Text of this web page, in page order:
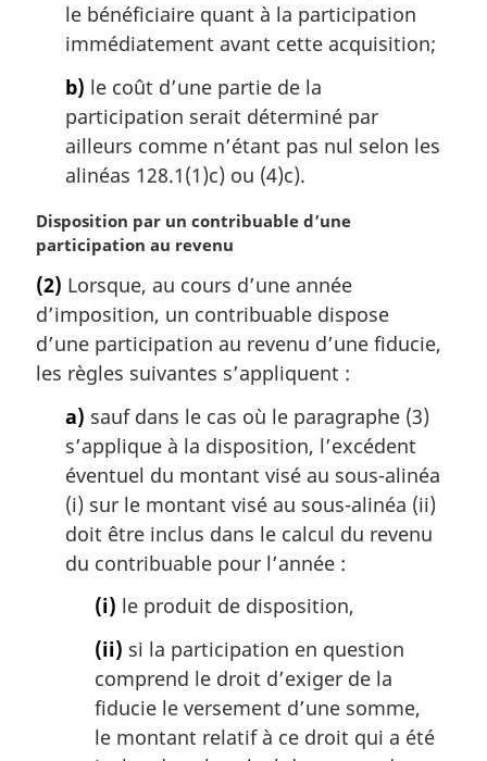
le bénéficiaire quant à la participation
immédiatement avant cette acquisition;
b) le coût d’une partie de la
participation serait déterminé par
ailleurs comme n’étant pas nul selon les
alinéas 128.1(1)c) ou (4)c).
N
o
e
m
a
r
Disposition par un contribuable d’une
participation au revenu
(2) Lorsque, au cours d’une année
d’imposition, un contribuable dispose
d’une participation au revenu d’une fiducie,
les règles suivantes s’appliquent :
a) sauf dans le cas où le paragraphe (3)
s’applique à la disposition, l’excédent
éventuel du montant visé au sous-alinéa
(i) sur le montant visé au sous-alinéa (ii)
doit être inclus dans le calcul du revenu
du contribuable pour l’année :
(i) le produit de disposition,
(ii) si la participation en question
comprend le droit d’exiger de la
fiducie le versement d’une somme,
le montant relatif à ce droit qui a été